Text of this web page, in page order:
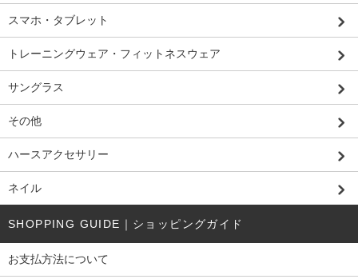
スマホ・タブレット
トレーニングウェア・フィットネスウェア
サングラス
その他
ハースアクセサリー
ネイル
SHOPPING GUIDE｜ショッピングガイド
お支払方法について